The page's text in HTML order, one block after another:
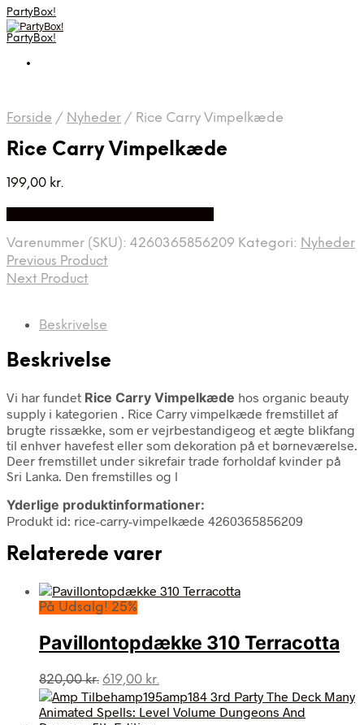
PartyBox!
PartyBox!
Forside / Nyheder / Rice Carry Vimpelkæde
Rice Carry Vimpelkæde
199,00 kr.
Varenummer (SKU): 4260365856209 Kategori: Nyheder
Previous Product
Next Product
Beskrivelse
Beskrivelse
Vi har fundet Rice Carry Vimpelkæde hos organic beauty
supply i kategorien . Rice Carry vimpelkæde fremstillet af
brugte rissække, som er vejrbestandigeog et ægte blikfang
til enhver havefest eller som dekoration på et børneværelse.
Deer fremstillet under sikrefair trade forholdaf kvinder på
Sri Lanka. Den fremstilles og l
Yderlige produktinformationer:
Produkt id: rice-carry-vimpelkæde 4260365856209
Relaterede varer
På Udsalg! 25%
Pavillontopdække 310 Terracotta
820,00kr. Den
oprindelige
pris
619,00 kr.
aktuelle
pris